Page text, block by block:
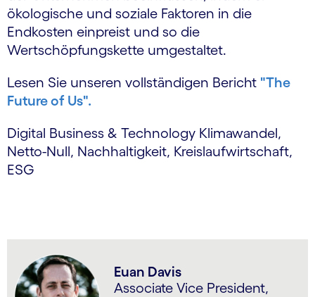
ökologische und soziale Faktoren in die
Endkosten einpreist und so die
Wertschöpfungskette umgestaltet.
Lesen Sie unseren vollständigen Bericht "The
Future of Us".
Digital Business & Technology Klimawandel,
Netto-Null, Nachhaltigkeit, Kreislaufwirtschaft,
ESG
Euan Davis
Associate Vice President,